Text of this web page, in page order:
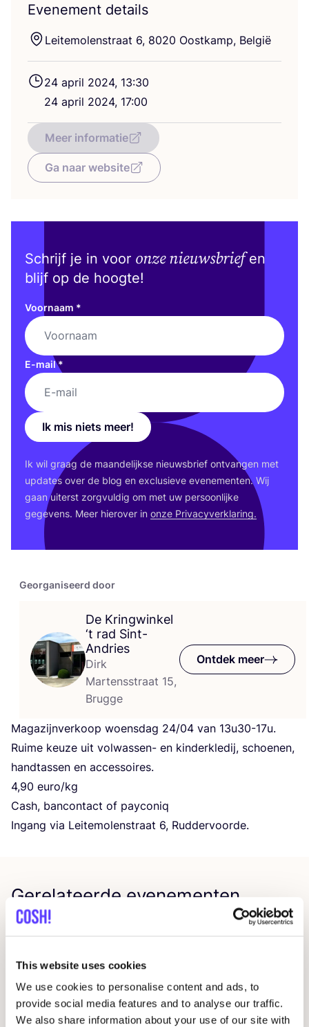
This website uses cookies
We use cookies to personalise content and ads, to
provide social media features and to analyse our traffic.
We also share information about your use of our site with
Georganiseerd door
De Kringwinkel
‘t rad Sint-
Andries
Dirk
Martensstraat 15,
Brugge
Ontdek meer
Maga­zijn­ver­koop woens­dag 24/04 van 13u30-17u.
Rui­me keu­ze uit vol­was­sen- en kin­der­kle­dij, schoe­nen,
hand­tas­sen en accessoires.
4,90 euro/​kg
Cash, ban­con­tact of payconiq
Ingang via Lei­te­mo­len­straat 6, Ruddervoorde.
Evenement details
Lei­te­mo­len­straat 6, 8020 Oost­kamp, België
24 april 2024, 13:30
24 april 2024, 17:00
Meer informatie
Ga naar website
Schrijf je in voor onze nieuwsbriefen
blijf op de hoogte!
Voornaam *
E-mail*
Ik mis niets meer!
Ik wil graag de maan­de­lijk­se nieuws­brief ont­van­gen met
upda­tes over de blog en exclu­sie­ve eve­ne­men­ten. Wij
gaan uiterst zorg­vul­dig om met uw per­soon­lij­ke
gege­vens. Meer hier­over in onze Pri­va­cy­ver­kla­ring.
Gerelateerde evenementen